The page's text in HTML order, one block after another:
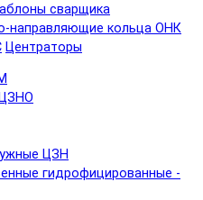
сварщика
направляющие кольца ОНК
Центраторы
ЦЗН
гидрофицированные -